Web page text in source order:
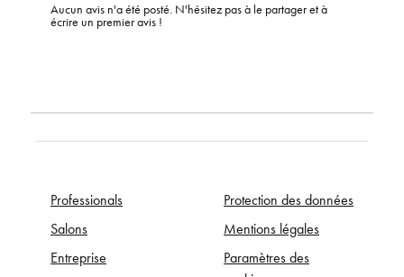
Aucun avis n'a été posté. N'hésitez pas à le partager et à
écrire un premier avis !
Professionals
Salons
Entreprise
Protection des données
Mentions légales
Paramètres des